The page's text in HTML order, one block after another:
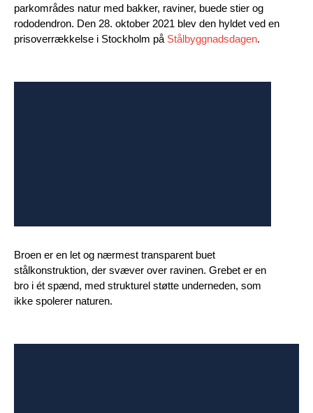
parkområdes natur med bakker, raviner, buede stier og
rododendron. Den 28. oktober 2021 blev den hyldet ved en
prisoverrækkelse i Stockholm på Stålbyggnadsdagen.
Broen er en let og nærmest transparent buet
stålkonstruktion, der svæver over ravinen. Grebet er en
bro i ét spænd, med strukturel støtte underneden, som
ikke spolerer naturen.